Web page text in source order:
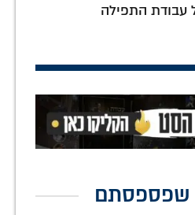
עבודת התפילה
שפספסתם